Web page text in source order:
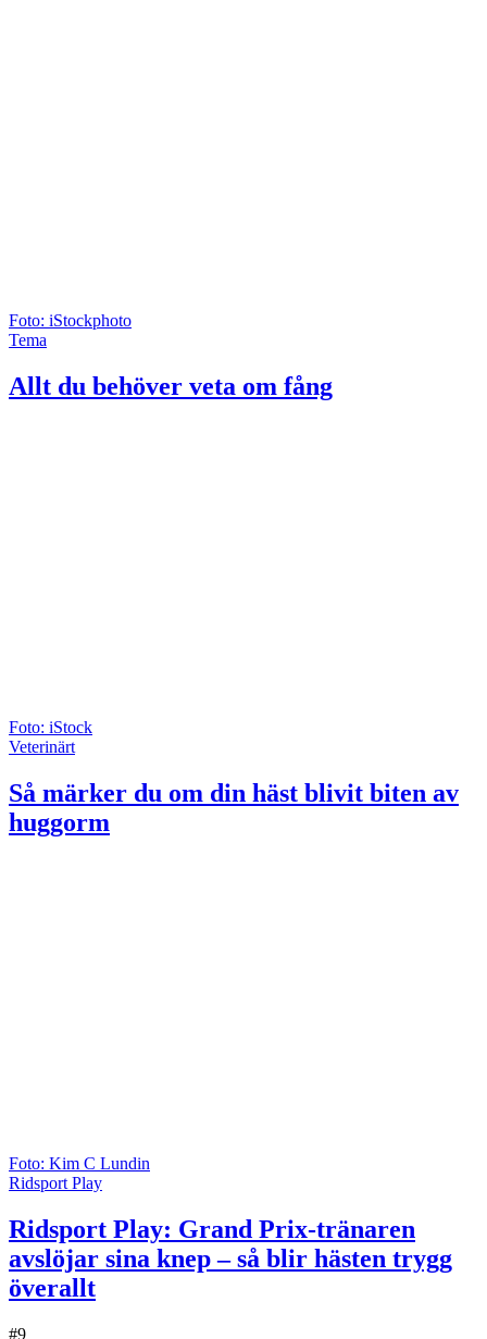
Foto: iStockphoto
Tema
Allt du behöver veta om fång
Foto: iStock
Veterinärt
Så märker du om din häst blivit biten av
huggorm
Foto: Kim C Lundin
Ridsport Play
Ridsport Play: Grand Prix-tränaren
avslöjar sina knep – så blir hästen trygg
överallt
#9